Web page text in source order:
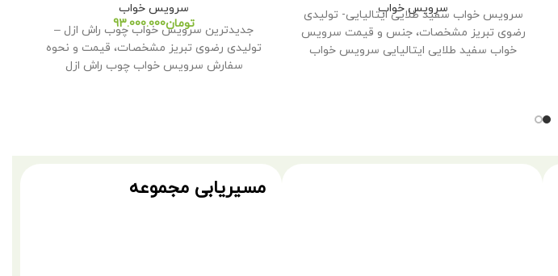
سرویس خواب
سرویس خواب سفید طلایی ایتالیایی- تولیدی
رضوی تبریز مشخصات، جنس و قیمت سرویس
خواب سفید طلایی ایتالیایی سرویس خواب
سرویس خواب
تومان
جدیدترین سرویس خواب چوب راش ازل –
تولیدی رضوی تبریز مشخصات، قیمت و نحوه
سفارش سرویس خواب چوب راش ازل
مسیریابی مجموعه